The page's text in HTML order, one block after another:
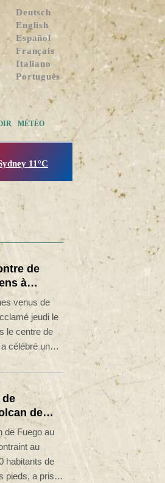
Deutsch
English
Español
Français
Italiano
Português
MÉTÉO
11°C
de
à
venus de
jeudi le
le centre de
célébré une
800e
de saint
de
de
de Fuego au
au
habitants de
pieds, a pris